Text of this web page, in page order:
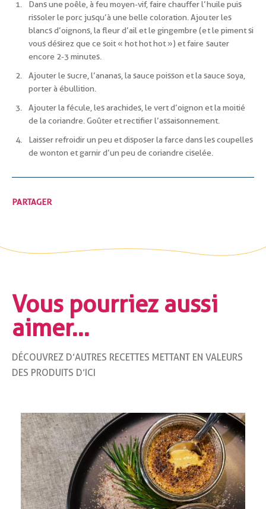
Dans une poêle, à feu moyen-vif, faire chauffer l’huile puis
rissoler le porc jusqu’à une belle coloration. Ajouter les
blancs d’oignons, la fleur d’ail et le gingembre (et le piment si
vous désirez que ce soit « hot hot hot ») et faire sauter
encore 2-3 minutes.
Ajouter le sucre, l’ananas, la sauce poisson et la sauce soya,
porter à ébullition.
Ajouter la fécule, les arachides, le vert d’oignon et la moitié
de la coriandre. Goûter et rectifier l’assaisonnement.
Laisser refroidir un peu et disposer la farce dans les coupelles
de wonton et garnir d’un peu de coriandre ciselée.
PARTAGER
Vous pourriez aussi
aimer…
DÉCOUVREZ D’AUTRES RECETTES METTANT EN VALEURS
DES PRODUITS D’ICI